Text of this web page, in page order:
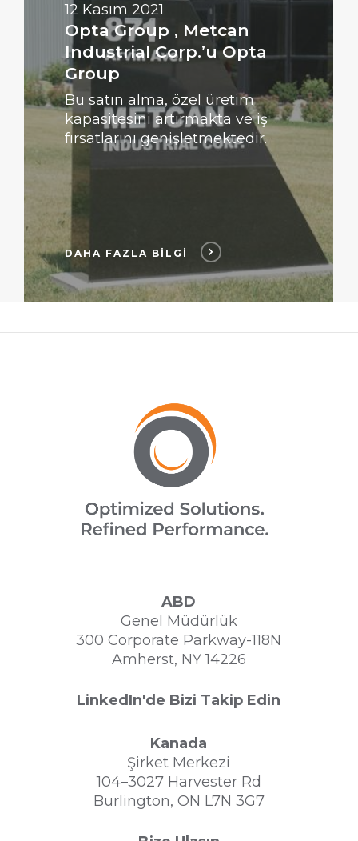
12 Kasım 2021
Opta Group , Metcan
Industrial Corp.’u Opta
Group
Bu satın alma, özel üretim
kapasitesini artırmakta ve iş
fırsatlarını genişletmektedir.
DAHA FAZLA BİLGİ
ABD
Genel Müdürlük
300 Corporate Parkway-118N
Amherst, NY 14226
LinkedIn'de Bizi Takip Edin
Kanada
Şirket Merkezi
104–3027 Harvester Rd
Burlington, ON L7N 3G7